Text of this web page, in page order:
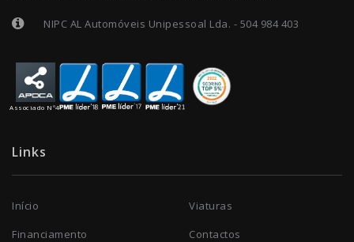
NIPC AL Automóveis Unipessoal Lda. - 504 984 403
Associado Nº4
Links
Início
Financiamento
Viaturas
Contactos